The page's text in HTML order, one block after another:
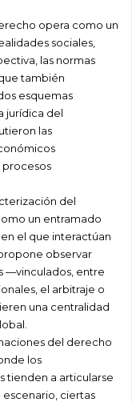
opera como un
sociales,
las normas
también
esquemas
jurídica del
las
procesos
del
un entramado
el que interactúan
observar
—vinculados, entre
el arbitraje o
una centralidad
del derecho
los
tienden a articularse
escenario, ciertas